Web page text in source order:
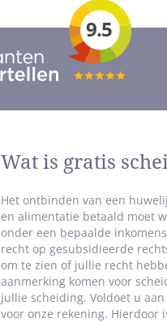
9.5
Totale
waardering:
van
5
sterren
Wat is gratis
Het ontbinden van een
en alimentatie betaald moet
onder een bepaalde
recht op gesubsidieerde
om te zien of jullie recht
aanmerking komen voor
jullie scheiding.Voldoet u
voor onze rekening. Hierdoor